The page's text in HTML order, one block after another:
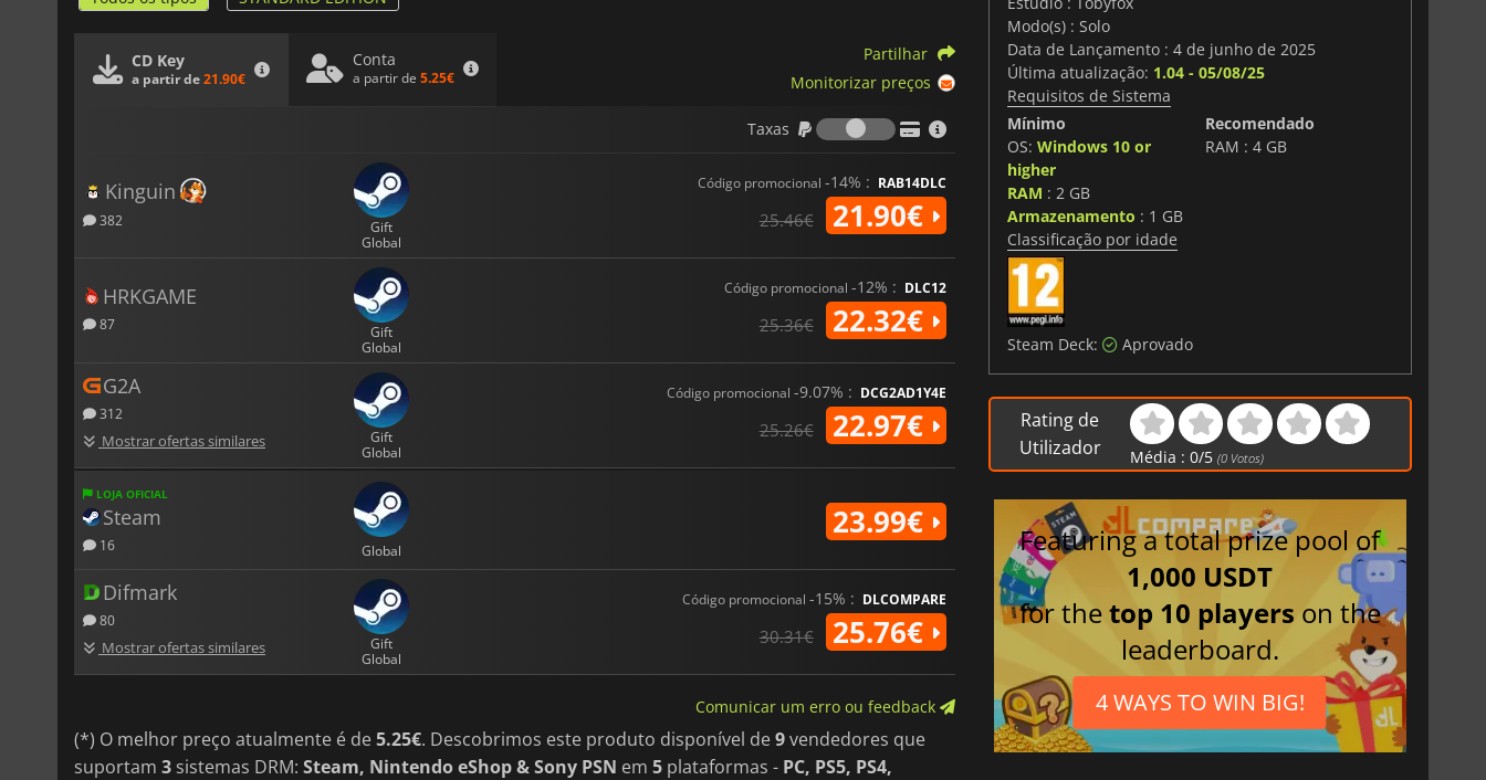
CD Key
a partir de21.90€
Conta
a partir de 5.25€
Partilhar
Monitorizar preços
Taxas
Taxas
Kinguin
382
Gift
Global
Código promocional -14% : RAB14DLC
25.46€ 21.90€
HRKGAME
87
Gift
Global
Código promocional -12% : DLC12
25.36€ 22.32€
G2A
312
Mostrar ofertas similares
Gift
Global
Código promocional -9.07% : DCG2AD1Y4E
25.26€ 22.97€
LOJA OFICIAL
Steam
16 Global
23.99€
Difmark
80
Mostrar ofertas similares
Gift
Global
Código promocional -15% : DLCOMPARE
30.31€ 25.76€
Comunicar um erro ou feedback
(*) O melhor preço atualmente é de5.25€. Descobrimos este produto disponível de9vendedores que
suportam 3 sistemas DRM: Steam, Nintendo eShop & Sony PSN em 5 plataformas - PC, PS5, PS4,
Modo(s) : Solo
Data de Lançamento : 4 de junho de 2025
Última atualização: 1.04 - 05/08/25
Requisitos de Sistema
Mínimo
OS: Windows 10 or
higher
RAM : 2 GB
Armazenamento : 1 GB
Recomendado
RAM : 4 GB
Classificação por idade
Steam Deck: Aprovado
Rating de
Utilizador
Média :0/5 (0 Votos)
Featuring a total prize pool of
1,000 USDT
for thetop 10 players on the
leaderboard.
4 WAYS TO WIN BIG!